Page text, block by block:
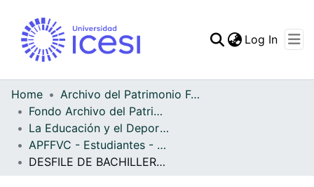
Log In
Home
Archivo del Patrimonio Fotográfico y Fílmico del Valle del Cauca
Fondo Archivo del Patrimonio Fotográfico y Fílmico del Valle del Cauca
La Educación y el Deporte
APFFVC - Estudiantes - Patrimonial
DESFILE DE BACHILLERES GRADUANDOS DEL COLEGIO CÁRDENAS DE PALMIRA